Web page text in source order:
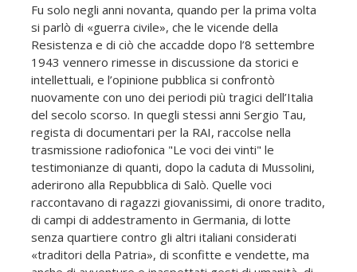
Fu solo negli anni novanta, quando per la prima volta
si parlò di «guerra civile», che le vicende della
Resistenza e di ciò che accadde dopo l’8 settembre
1943 vennero rimesse in discussione da storici e
intellettuali, e l’opinione pubblica si confrontò
nuovamente con uno dei periodi più tragici dell’Italia
del secolo scorso. In quegli stessi anni Sergio Tau,
regista di documentari per la RAI, raccolse nella
trasmissione radiofonica "Le voci dei vinti" le
testimonianze di quanti, dopo la caduta di Mussolini,
aderirono alla Repubblica di Salò. Quelle voci
raccontavano di ragazzi giovanissimi, di onore tradito,
di campi di addestramento in Germania, di lotte
senza quartiere contro gli altri italiani considerati
«traditori della Patria», di sconfitte e vendette, ma